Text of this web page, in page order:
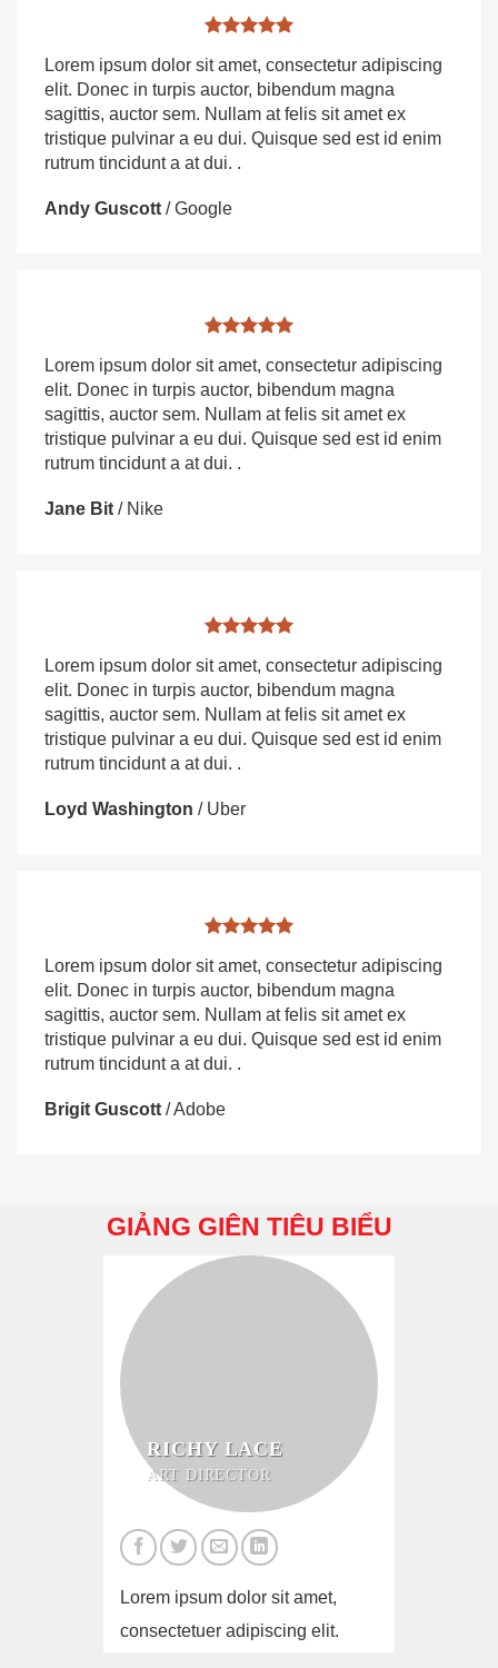
Lorem ipsum dolor sit amet, consectetur adipiscing
elit. Donec in turpis auctor, bibendum magna
sagittis, auctor sem. Nullam at felis sit amet ex
tristique pulvinar a eu dui. Quisque sed est id enim
rutrum tincidunt a at dui. .
Andy Guscott /Google
Lorem ipsum dolor sit amet, consectetur adipiscing
elit. Donec in turpis auctor, bibendum magna
sagittis, auctor sem. Nullam at felis sit amet ex
tristique pulvinar a eu dui. Quisque sed est id enim
rutrum tincidunt a at dui. .
Jane Bit / Nike
Lorem ipsum dolor sit amet, consectetur adipiscing
elit. Donec in turpis auctor, bibendum magna
sagittis, auctor sem. Nullam at felis sit amet ex
tristique pulvinar a eu dui. Quisque sed est id enim
rutrum tincidunt a at dui. .
Loyd Washington / Uber
Lorem ipsum dolor sit amet, consectetur adipiscing
elit. Donec in turpis auctor, bibendum magna
sagittis, auctor sem. Nullam at felis sit amet ex
tristique pulvinar a eu dui. Quisque sed est id enim
rutrum tincidunt a at dui. .
Brigit Guscott /Adobe
GIẢNG GIÊN TIÊU BIỂU
RICHY LACE
ART DIRECTOR
Lorem ipsum dolor sit amet,
consectetuer adipiscing elit.